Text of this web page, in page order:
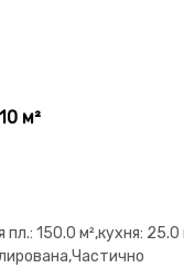
м²
150.0 м²,кухня: